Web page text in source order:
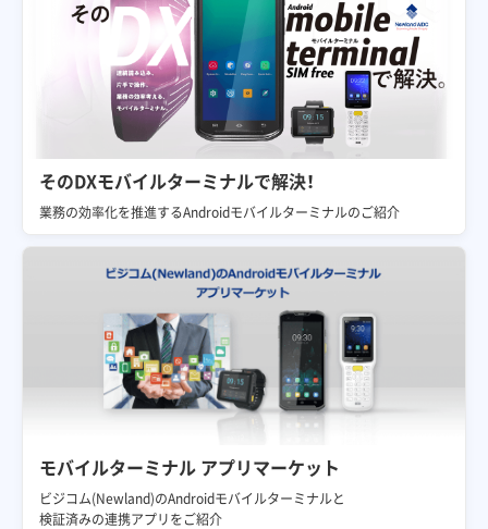
そのDXモバイルターミナルで解決！
業務の効率化を推進するAndroidモバイルターミナルのご紹介
モバイルターミナル アプリマーケット
ビジコム(Newland)のAndroidモバイルターミナルと
検証済みの連携アプリをご紹介